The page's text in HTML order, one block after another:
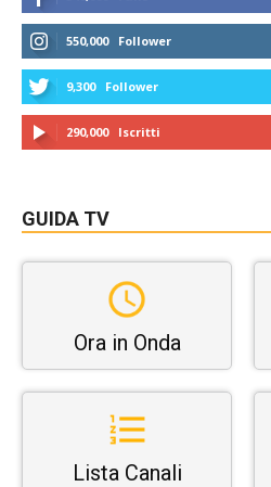
550,000 Follower
9,300 Follower
290,000 Iscritti
GUIDA TV
Ora in Onda
Lista Canali